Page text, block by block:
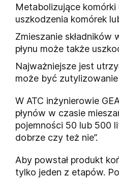
Metabolizujące komórki
uszkodzenia komórek
Zmieszanie składników
płynu może także
Najważniejsze jest
może być
W ATC inżynierowie
płynów w czasie
pojemności 50 lub 500
dobrze czy też nie”.
Aby powstał produkt
tylko jeden z etapów.